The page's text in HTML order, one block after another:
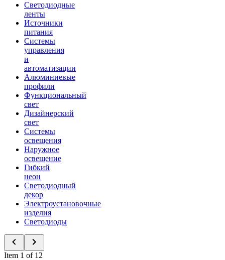
Светодиодные
ленты
Источники
питания
Системы
управления
и
автоматизации
Алюминиевые
профили
Функциональный
свет
Дизайнерский
свет
Системы
освещения
Наружное
освещение
Гибкий
неон
Светодиодный
декор
Электроустановочные
изделия
Светодиоды
Item 1 of 12